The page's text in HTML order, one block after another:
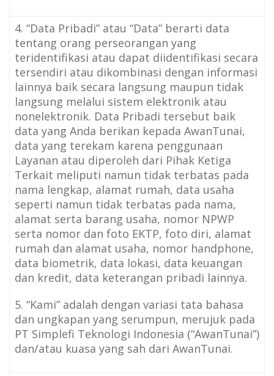
4. “Data Pribadi” atau “Data” berarti data
tentang orang perseorangan yang
teridentifikasi atau dapat diidentifikasi secara
tersendiri atau dikombinasi dengan informasi
lainnya baik secara langsung maupun tidak
langsung melalui sistem elektronik atau
nonelektronik. Data Pribadi tersebut baik
data yang Anda berikan kepada AwanTunai,
data yang terekam karena penggunaan
Layanan atau diperoleh dari Pihak Ketiga
Terkait meliputi namun tidak terbatas pada
nama lengkap, alamat rumah, data usaha
seperti namun tidak terbatas pada nama,
alamat serta barang usaha, nomor NPWP
serta nomor dan foto EKTP, foto diri, alamat
rumah dan alamat usaha, nomor handphone,
data biometrik, data lokasi, data keuangan
dan kredit, data keterangan pribadi lainnya.
5. “Kami” adalah dengan variasi tata bahasa
dan ungkapan yang serumpun, merujuk pada
PT Simplefi Teknologi Indonesia (“AwanTunai”)
dan/atau kuasa yang sah dari AwanTunai.